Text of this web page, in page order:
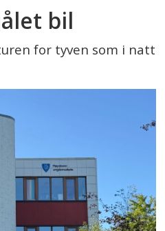
bil
for tyven som i natt